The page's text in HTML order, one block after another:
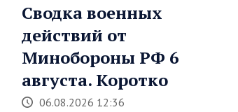
Сводка военных
действий от
Минобороны РФ 6
августа. Коротко
06.08.2026 12:36